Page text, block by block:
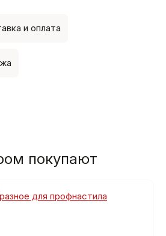
и оплата
покупают